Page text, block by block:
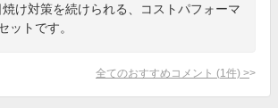
け対策を続けられる、コストパフォーマ
ットです。
全てのおすすめコメント (1 件) >